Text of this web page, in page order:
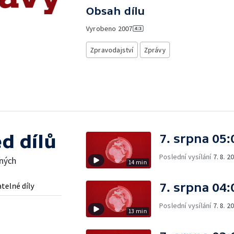
Obsah dílu
Vyrobeno 2007
Zpravodajství Zprávy
dílů
díly
14 min
7. srpna
Poslední vysílání 7. 8.
13 min
7. srpna
Poslední vysílání 7. 8.